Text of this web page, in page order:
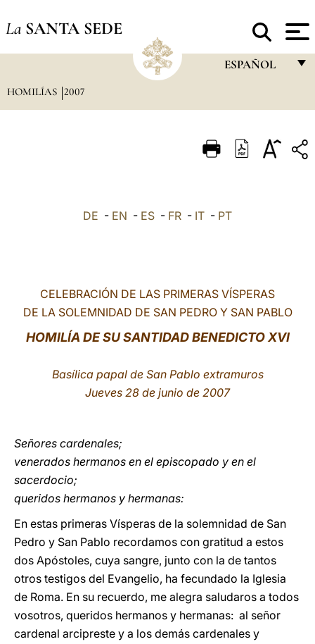
La SANTA SEDE
ESPAÑOL
ITALIANO
العربيّة
中文
LATINE
HOMILÍAS 2007
DE - EN - ES - FR - IT - PT
CELEBRACIÓN DE LAS PRIMERAS VÍSPERAS
DE LA SOLEMNIDAD DE SAN PEDRO Y SAN PABLO
HOMILÍA DE SU SANTIDAD BENEDICTO XVI
Basílica papal de San Pablo extramuros
Jueves 28 de junio de 2007
Señores cardenales;
venerados hermanos en el episcopado y en el
sacerdocio;
queridos hermanos y hermanas:
En estas primeras Vísperas de la solemnidad de San
Pedro y San Pablo recordamos con gratitud a estos
dos Apóstoles, cuya sangre, junto con la de tantos
otros testigos del Evangelio, ha fecundado la Iglesia
de Roma. En su recuerdo, me alegra saludaros a todos
vosotros, queridos hermanos y hermanas: al señor
cardenal arcipreste y a los demás cardenales y